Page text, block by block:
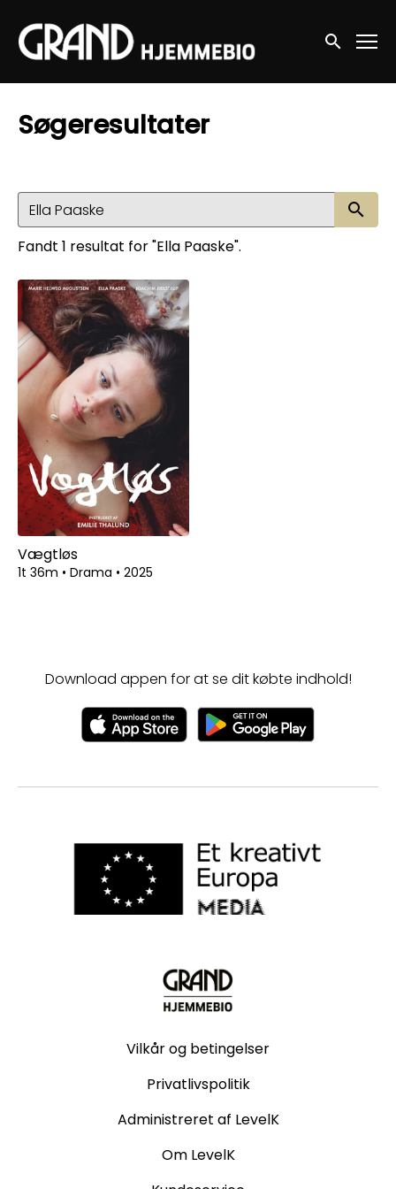
Accessibility Links
Søg nu
Søgeresultater
Fandt 1 resultat for "Ella Paaske".
Vægtløs
1t 36m • Drama • 2025
Download appen for at se dit købte indhold!
Vilkår og betingelser
Privatlivspolitik
Administreret af LevelK
Om LevelK